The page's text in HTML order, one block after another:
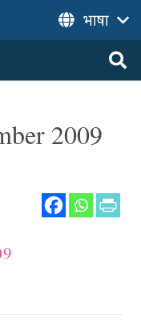
भाषा
2009